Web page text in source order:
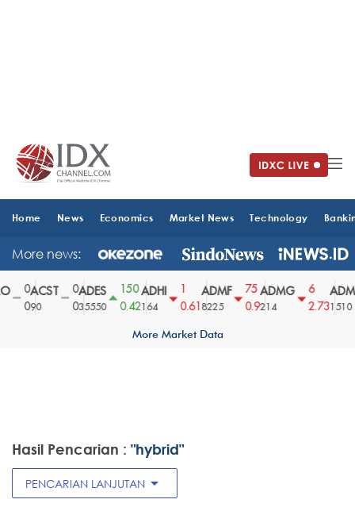
Home News Economics Market News Technology
More news:
0
ACST
90
0
ADES
35550
150
0.42
ADHI
164
1
0.61
ADMF
8225
75
0.9
ADMG
214
6
2.73
ADMR
1510
More Market Data
Hasil Pencarian : "hybrid"
PENCARIAN LANJUTAN arrow_drop_down